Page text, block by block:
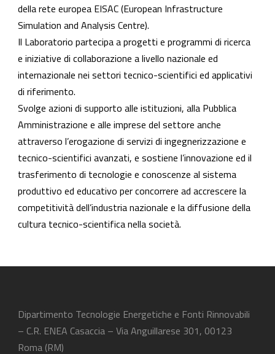
della rete europea EISAC (European Infrastructure
Simulation and Analysis Centre).
Il Laboratorio partecipa a progetti e programmi di ricerca
e iniziative di collaborazione a livello nazionale ed
internazionale nei settori tecnico-scientifici ed applicativi
di riferimento.
Svolge azioni di supporto alle istituzioni, alla Pubblica
Amministrazione e alle imprese del settore anche
attraverso l’erogazione di servizi di ingegnerizzazione e
tecnico-scientifici avanzati, e sostiene l’innovazione ed il
trasferimento di tecnologie e conoscenze al sistema
produttivo ed educativo per concorrere ad accrescere la
competitività dell’industria nazionale e la diffusione della
cultura tecnico-scientifica nella società.
Dipartimento Tecnologie Energetiche e Fonti Rinnovabili
– C.R. ENEA Casaccia – Via Anguillarese 301, 00123
Roma (RM)